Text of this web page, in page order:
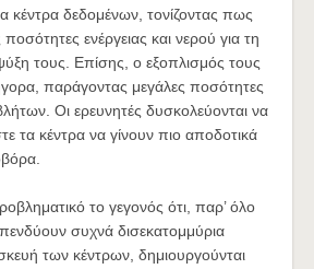
κέντρα δεδομένων, τονίζοντας πως
ενέργειας και νερού για τη
τους. Επίσης, ο εξοπλισμός τους
παράγοντας μεγάλες ποσότητες
Οι ερευνητές δυσκολεύονται να
τα κέντρα να γίνουν πιο αποδοτικά
το γεγονός ότι, παρ’ όλο
συχνά δισεκατομμύρια
των κέντρων, δημιουργούνται